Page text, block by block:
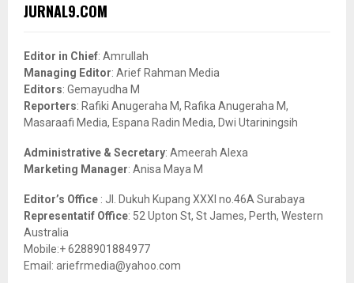
h
o
r
:
JURNAL9.COM
Editor in Chief: Amrullah
Managing Editor: Arief Rahman Media
Editors: Gemayudha M
Reporters: Rafiki Anugeraha M, Rafika Anugeraha M,
Masaraafi Media, Espana Radin Media, Dwi Utariningsih
Administrative & Secretary: Ameerah Alexa
Marketing Manager: Anisa Maya M
Editor’s Office : Jl. Dukuh Kupang XXXI no.46A Surabaya
Representatif Office: 52 Upton St, St James, Perth, Western
Australia
Mobile:+ 6288901884977
Email: ariefrmedia@yahoo.com